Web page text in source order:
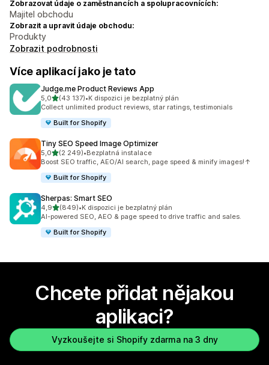
Zobrazovat údaje o zaměstnancích a spolupracovnících:
Majitel obchodu
Zobrazit a upravit údaje obchodu:
Produkty
Zobrazit podrobnosti
Více aplikací jako je tato
Judge.me Product Reviews App
5,0z 5 hvězd
(43 137)
Celkový počet recenzí: 43137
•K dispozici je bezplatný plán
Collect unlimited product reviews, star ratings, testimonials
Built for Shopify
Tiny SEO Speed Image Optimizer
5,0z 5 hvězd
(2 249)
Celkový počet recenzí: 2249
•Bezplatná instalace
Boost SEO traffic, AEO/AI search, page speed & minify images!↑
Built for Shopify
Sherpas: Smart SEO
4,9z 5 hvězd
(849)
Celkový počet recenzí: 849
•K dispozici je bezplatný plán
AI-powered SEO, AEO & page speed to drive traffic and sales.
Built for Shopify
Chcete přidat nějakou
aplikaci?
Vyzkoušejte si Shopify zdarma na 3 dny